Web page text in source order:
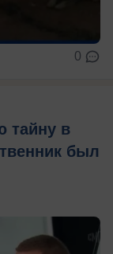
0
тайну в
был